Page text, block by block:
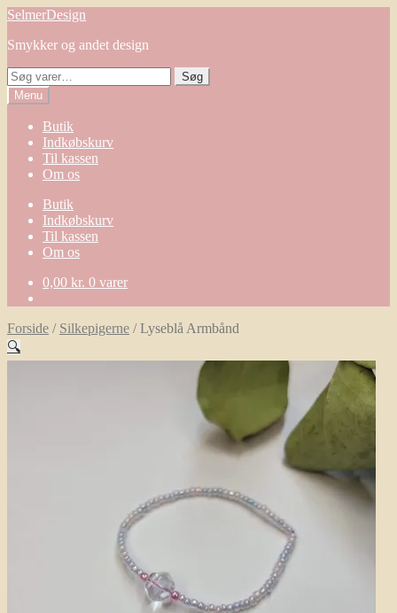
Spring
navigation
Spring
indhold
SelmerDesign
Smykker og andet design
Søg
efter:
Søg
Menu
Butik
Indkøbskurv
Til kassen
Om os
Butik
Indkøbskurv
Til kassen
Om os
0,00 kr. 0 varer
Forside / Silkepigerne /Lyseblå Armbånd
🔍